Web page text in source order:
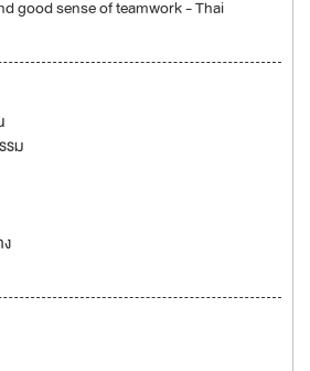
good sense of teamwork - Thai
รม